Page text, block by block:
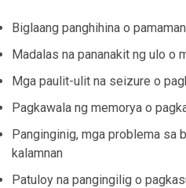
Biglaang panghihina o
Madalas na pananakit ng ulo o
Mga paulit-ulit na seizure o
Pagkawala ng memorya o
Panginginig, mga problema sa
kalamnan
Patuloy na pangingilig o